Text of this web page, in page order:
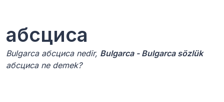
абсциса
Bulgarca абсциса nedir, Bulgarca - Bulgarca sözlük
абсциса ne demek?